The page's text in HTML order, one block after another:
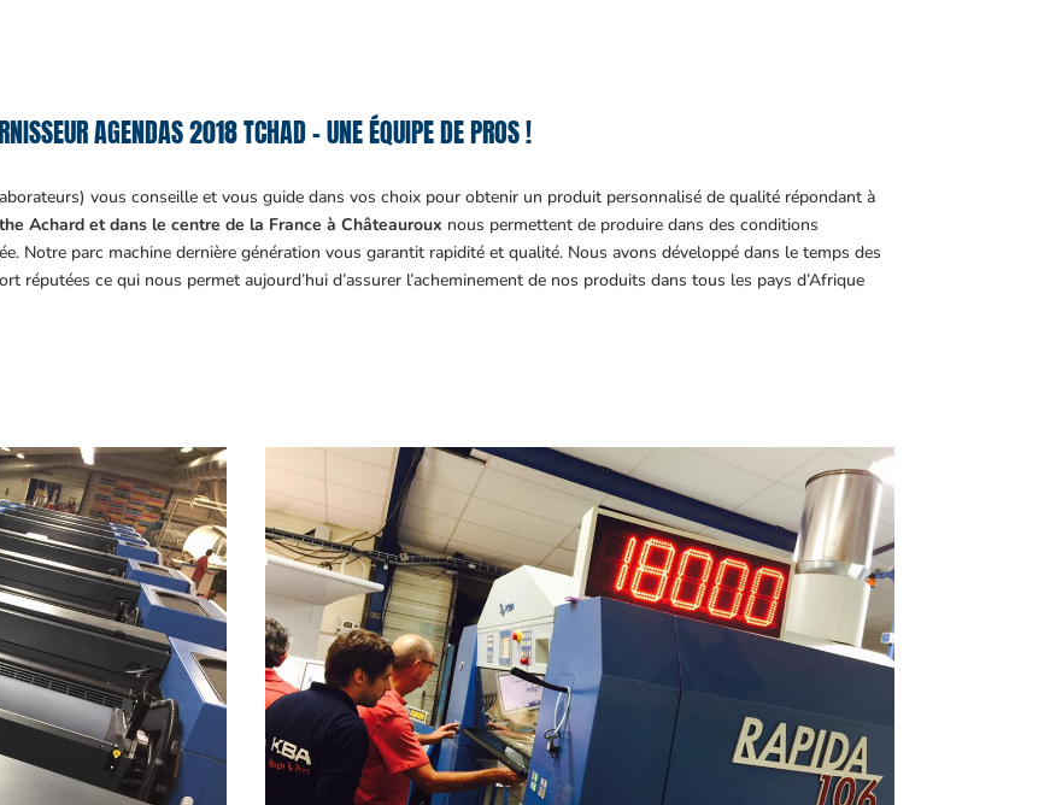
AGENDAS 2018 TCHAD – UNE ÉQUIPE DE PROS !
vous conseille et vous guide dans vos choix pour obtenir un produit personnalisé de qualité répondant à
Achard et dans le centre de la France à Châteauroux nous permettent de produire dans des conditions
Notre parc machine dernière génération vous garantit rapidité et qualité. Nous avons développé dans le temps des
réputées ce qui nous permet aujourd’hui d’assurer l’acheminement de nos produits dans tous les pays d’Afrique